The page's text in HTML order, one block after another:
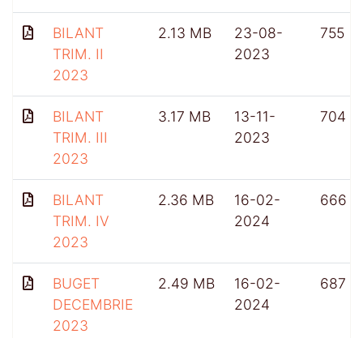
BILANT
TRIM. II
2023
2.13 MB
23-08-
2023
755
BILANT
TRIM. III
2023
3.17 MB
13-11-
2023
704
BILANT
TRIM. IV
2023
2.36 MB
16-02-
2024
666
BUGET
DECEMBRIE
2023
2.49 MB
16-02-
2024
687